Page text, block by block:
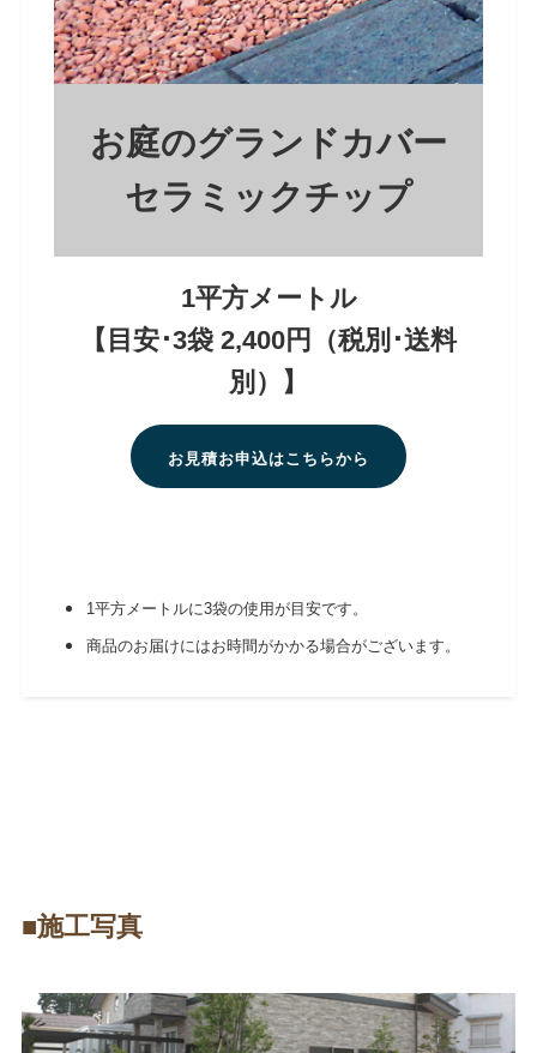
お庭のグランドカバー
セラミックチップ
1平方メートル
【目安･3袋 2,400円（税別･送料
別）】
お見積お申込はこちらから
1平方メートルに3袋の使用が目安です。
商品のお届けにはお時間がかかる場合がございます。
■施工写真